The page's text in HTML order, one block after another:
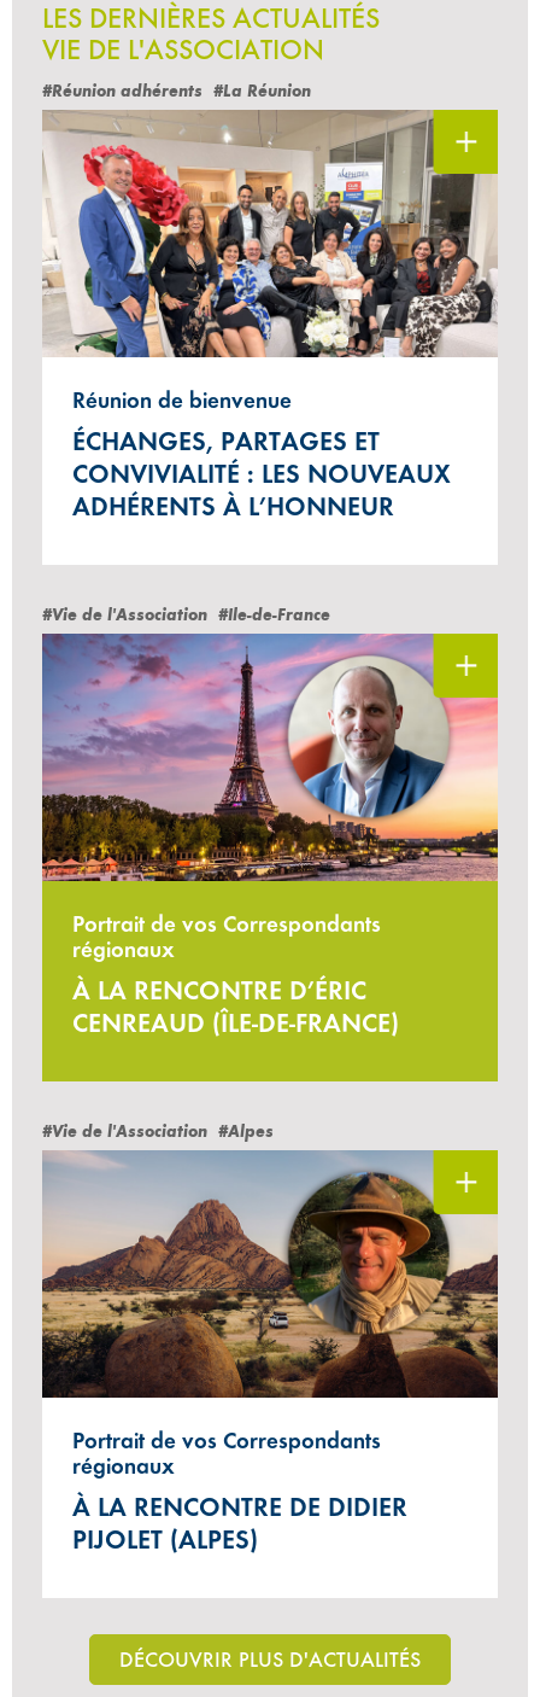
LES DERNIÈRES ACTUALITÉS
VIE DE L'ASSOCIATION
#Réunion adhérents #La Réunion
Réunion de bienvenue
ÉCHANGES, PARTAGES ET
CONVIVIALITÉ : LES NOUVEAUX
ADHÉRENTS À L’HONNEUR
#Vie de l'Association #Ile-de-France
Portrait de vos Correspondants
régionaux
À LA RENCONTRE D’ÉRIC
CENREAUD (ÎLE-DE-FRANCE)
#Vie de l'Association #Alpes
Portrait de vos Correspondants
régionaux
À LA RENCONTRE DE DIDIER
PIJOLET (ALPES)
DÉCOUVRIR PLUS D'ACTUALITÉS